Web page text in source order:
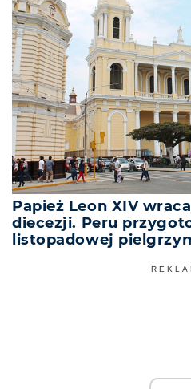
Papież Leon XIV
diecezji. Peru
listopadowej